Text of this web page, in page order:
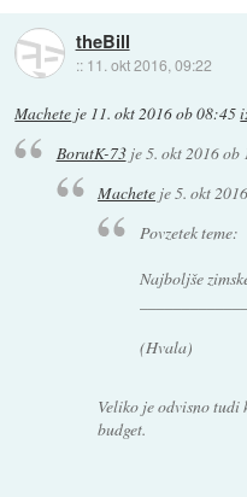
theBill
:: 11. okt 2016, 09:22
Machete je 11. okt 2016 ob 08:45
BorutK-73je5. okt 2016 ob
Machete je5. okt
Povzetek teme:
Najboljše
(Hvala)
Veliko je odvisno
budget.